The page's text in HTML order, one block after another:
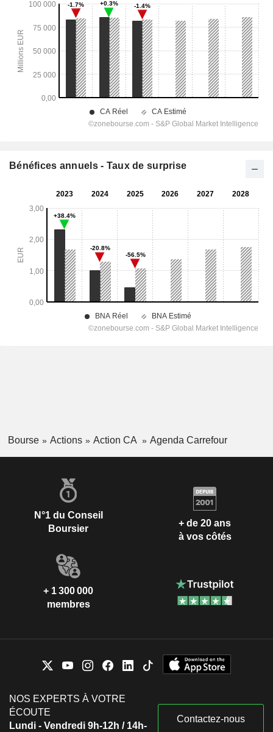
Bénéfices annuels - Taux de surprise
Bourse Actions Action CA Agenda Carrefour
N°1 du Conseil
Boursier
+ de 20 ans
à vos côtés
+ 1 300 000
membres
NOS EXPERTS À VOTRE
ÉCOUTE
Lundi - Vendredi 9h-12h / 14h-
Contactez-nous